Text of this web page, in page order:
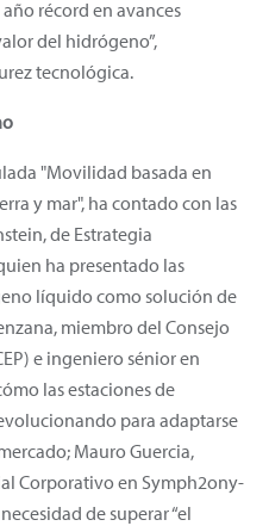
récord en avances
del hidrógeno”,
tecnológica.
"Movilidad basada en
y mar", ha contado con las
de Estrategia
ha presentado las
líquido como solución de
miembro del Consejo
e ingeniero sénior en
las estaciones de
para adaptarse
Mauro Guercia,
Corporativo en Symph2ony-
de superar “el